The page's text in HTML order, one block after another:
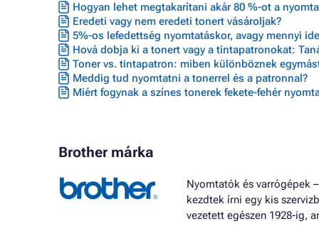
Hogyan lehet megtakarítani akár 80 %-ot a
Eredeti vagy nem eredeti tonert vásároljak?
5%-os lefedettség nyomtatáskor, avagy mennyi
Hová dobja ki a tonert vagy a tintapatronokat:
Toner vs. tintapatron: miben különböznek
Meddig tud nyomtatni a tonerrel és a patronnal?
Miért fogynak a színes tonerek fekete-fehér
Brother márka
Nyomtatók és varrógépek
kezdtek írni egy kis
vezetett egészen 1928-ig,